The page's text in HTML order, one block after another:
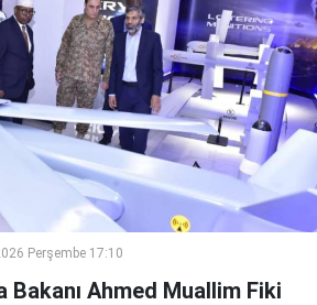
Perşembe 17:10
Bakanı Ahmed Muallim Fiki